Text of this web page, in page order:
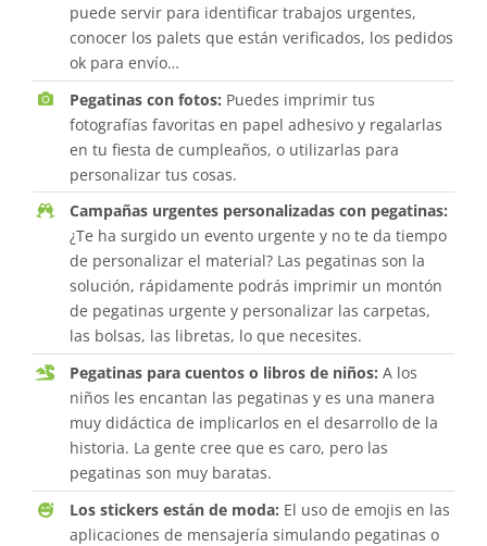
puede servir para identificar trabajos urgentes,
conocer los palets que están verificados, los pedidos
ok para envío…
Pegatinas con fotos: Puedes imprimir tus
fotografías favoritas en papel adhesivo y regalarlas
en tu fiesta de cumpleaños, o utilizarlas para
personalizar tus cosas.
Campañas urgentes personalizadas con pegatinas:
¿Te ha surgido un evento urgente y no te da tiempo
de personalizar el material? Las pegatinas son la
solución, rápidamente podrás imprimir un montón
de pegatinas urgente y personalizar las carpetas,
las bolsas, las libretas, lo que necesites.
Pegatinas para cuentos o libros de niños: A los
niños les encantan las pegatinas y es una manera
muy didáctica de implicarlos en el desarrollo de la
historia. La gente cree que es caro, pero las
pegatinas son muy baratas.
Los stickers están de moda: El uso de emojis en las
aplicaciones de mensajería simulando pegatinas o